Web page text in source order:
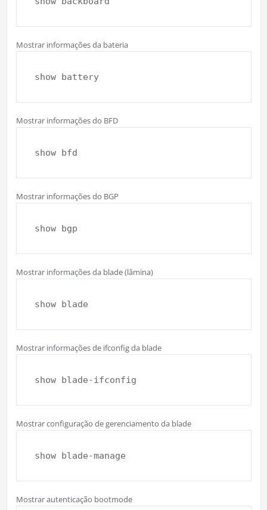
Mostrar informações da bateria
show battery
Mostrar informações do BFD
show bfd
Mostrar informações do BGP
show bgp
Mostrar informações da blade (lâmina)
show blade
Mostrar informações de ifconfig da blade
show blade-ifconfig
Mostrar configuração de gerenciamento da blade
show blade-manage
Mostrar autenticação bootmode